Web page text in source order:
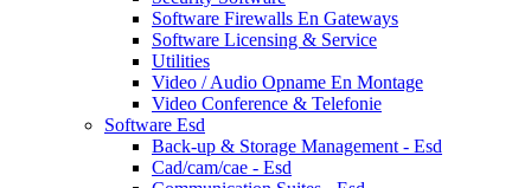
Software Firewalls En Gateways
Software Licensing & Service
Utilities
Video / Audio Opname En Montage
Video Conference & Telefonie
Software Esd
Back-up & Storage Management - Esd
Cad/cam/cae - Esd